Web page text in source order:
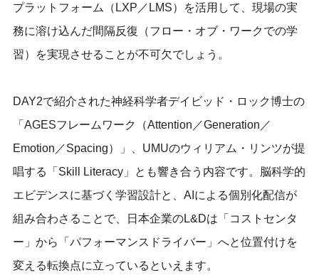
プラットフォーム（LXP／LMS）を活用して、現場の実
務に溶け込んだ間隔反復（フロー・オブ・ワークでの学
習）を実現させることが不可欠でしょう。
DAY2で紹介された神経科学者デイビッド・ロック博士の
「AGESフレームワーク（Attention／Generation／
Emotion／Spacing）」、UMUのウィリアム・リンツが提
唱する「Skill Literacy」とも響き合う内容です。脳科学的
エビデンスに基づく学習設計と、AIによる個別化配信が
組み合わさることで、日本企業のL&Dは「コストセンタ
ー」から「パフォーマンスドライバー」へと位置付けを
変える転換点に立っているといえます。